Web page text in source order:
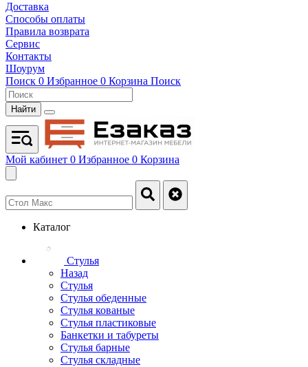
Доставка
Способы оплаты
Правила возврата
Сервис
Контакты
Шоурум
Поиск 0 Избранное 0 Корзина Поиск
Найти
Мой кабинет 0 Избранное 0 Корзина
Каталог
Стулья
Назад
Стулья
Стулья обеденные
Стулья кованые
Стулья пластиковые
Банкетки и табуреты
Стулья барные
Стулья складные